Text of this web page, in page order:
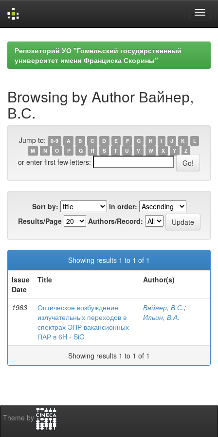
navigationРепозиторий УО "Гомельский государственный
университет имени Франциска Скорины"
Browsing by Author Вайнер,
В.С.
Jump to: 0-9 A B C D E F G H I J K
L
M
N O P Q R S T U V W X Y Z
or enter first few letters:
Sort by:
In order:
Results/Page
Authors/Record:
Showing results 1 to 1 of 1
Issue
Date
Title Author(s)
1983
Оптическое возбуждение
излучательных переходов в
спектрах ЭПР вакансионных
ПАР в 6H - SiC
Вайнер, В.С.;
Ильин, В.А.
Showing results 1 to 1 of 1
Theme by